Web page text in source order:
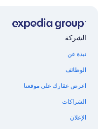
الشركة
نبذة عن
الوظائف
اعرض عقارك على موقعنا
الشراكات
الإعلان